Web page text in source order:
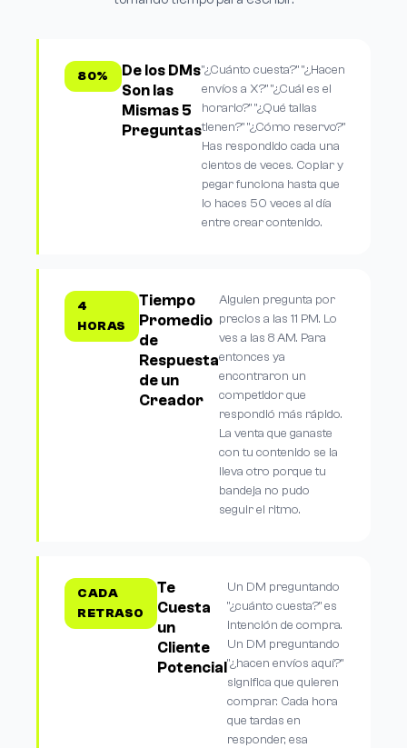
80%
De los DMs
Son las
Mismas 5
Preguntas
"¿Cuánto cuesta?" "¿Hacen
envíos a X?" "¿Cuál es el
horario?" "¿Qué tallas
tienen?" "¿Cómo reservo?"
Has respondido cada una
cientos de veces. Copiar y
pegar funciona hasta que
lo haces 50 veces al día
entre crear contenido.
4
HORAS
Tiempo
Promedio
de
Respuesta
de un
Creador
Alguien pregunta por
precios a las 11 PM. Lo
ves a las 8 AM. Para
entonces ya
encontraron un
competidor que
respondió más rápido.
La venta que ganaste
con tu contenido se la
lleva otro porque tu
bandeja no pudo
seguir el ritmo.
CADA
RETRASO
Te
Cuesta
un
Cliente
Potencial
Un DM preguntando
"¿cuánto cuesta?" es
intención de compra.
Un DM preguntando
"¿hacen envíos aquí?"
significa que quieren
comprar. Cada hora
que tardas en
responder, esa